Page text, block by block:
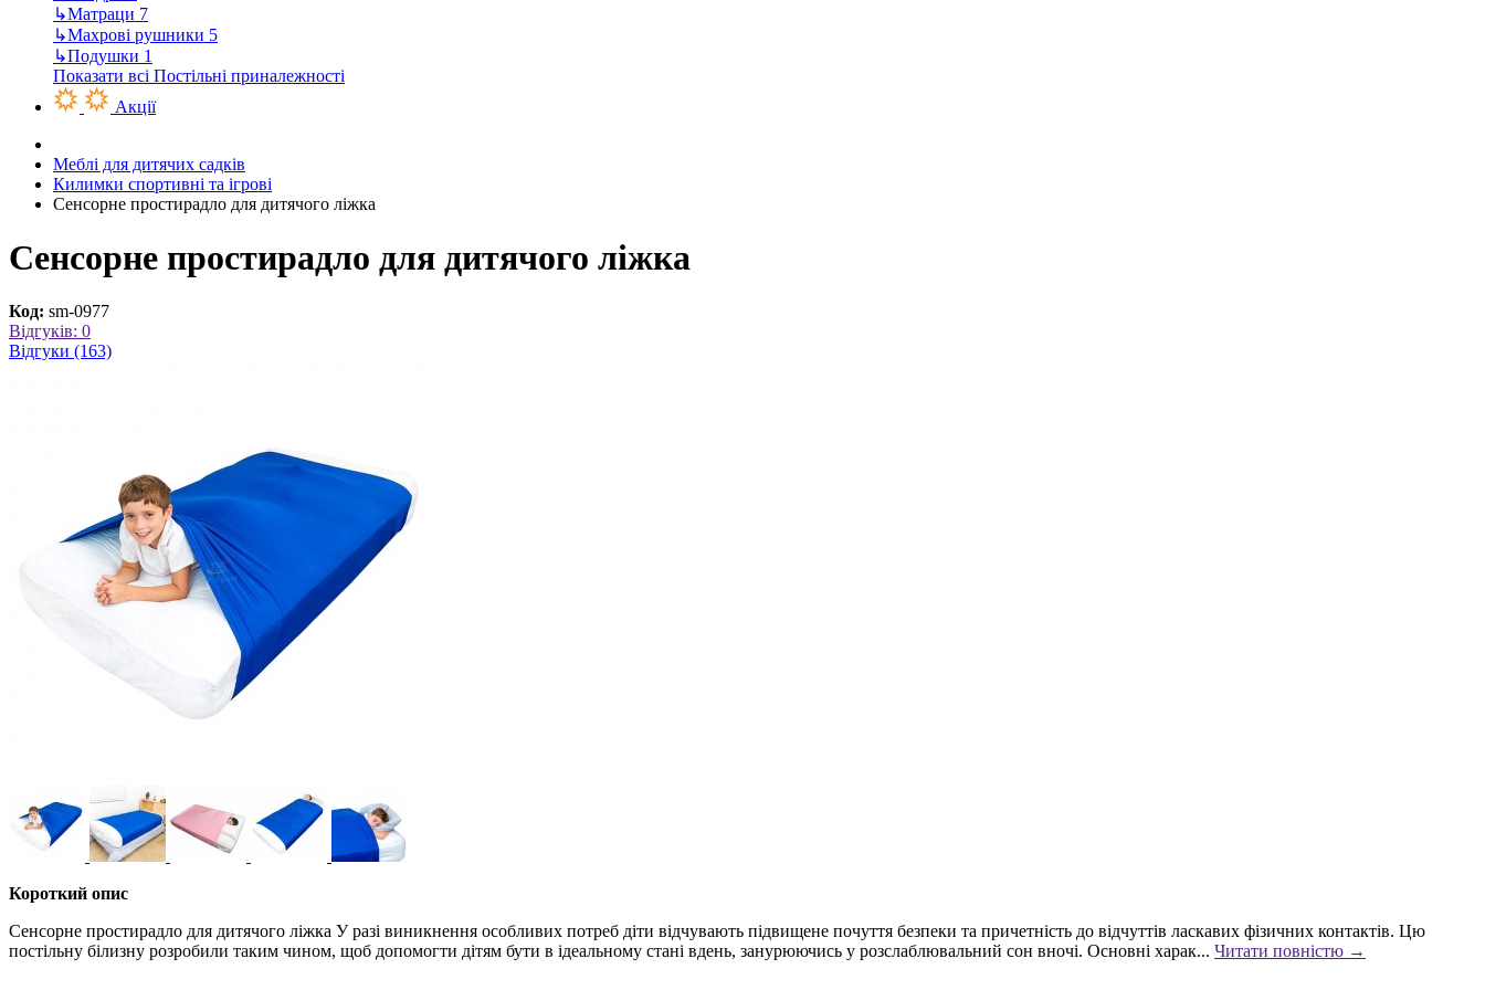
↳Матраци 7
↳Махрові рушники 5
↳Подушки 1
Показати всі Постільні приналежності
Акції
Меблі для дитячих садків
Килимки спортивні та ігрові
Сенсорне простирадло для дитячого ліжка
Сенсорне простирадло для дитячого ліжка
Код: sm-0977
Відгуків: 0
Відгуки (163)
Короткий опис
Сенсорне простирадло для дитячого ліжка У разі виникнення особливих потреб діти відчувають підвищене почуття безпеки та причетність до відчуттів ласкавих фізичних контактів. Цю
постільну білизну розробили таким чином, щоб допомогти дітям бути в ідеальному стані вдень, занурюючись у розслаблювальний сон вночі. Основні харак... Читати повністю →